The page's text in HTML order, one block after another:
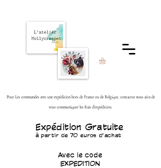
Pour Les commandes avec une expédition hors de France ou de Belgique, contactez nous afin de
vous communiquer les frais d'expédition.
Expédition Gratuite
à partir de 70 euros d'achat
Avec le code
EXPEDITION